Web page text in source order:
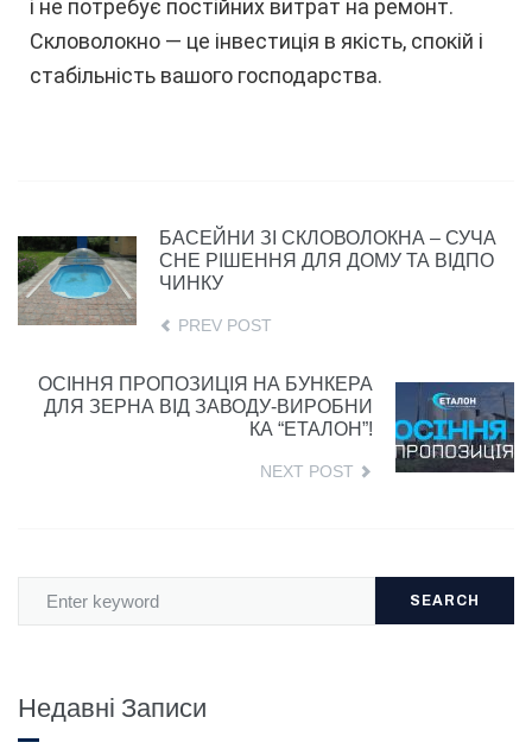
і не потребує постійних витрат на ремонт.
Скловолокно — це інвестиція в якість, спокій і
стабільність вашого господарства.
БАСЕЙНИ ЗІ СКЛОВОЛОКНА – СУЧА
СНЕ РІШЕННЯ ДЛЯ ДОМУ ТА ВІДПО
ЧИНКУ
PREV POST
ОСІННЯ ПРОПОЗИЦІЯ НА БУНКЕРА
ДЛЯ ЗЕРНА ВІД ЗАВОДУ-ВИРОБНИ
КА “ЕТАЛОН”!
NEXT POST
SEARCH
Недавні Записи